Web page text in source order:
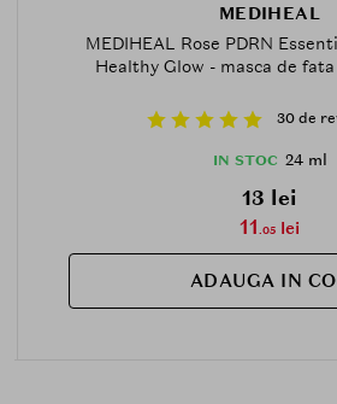
MEDIHEAL
MEDIHEAL Rose PDRN
Healthy Glow - masca de
30 de
IN STOC 24 ml
13 lei
11.05 lei
ADAUGA IN